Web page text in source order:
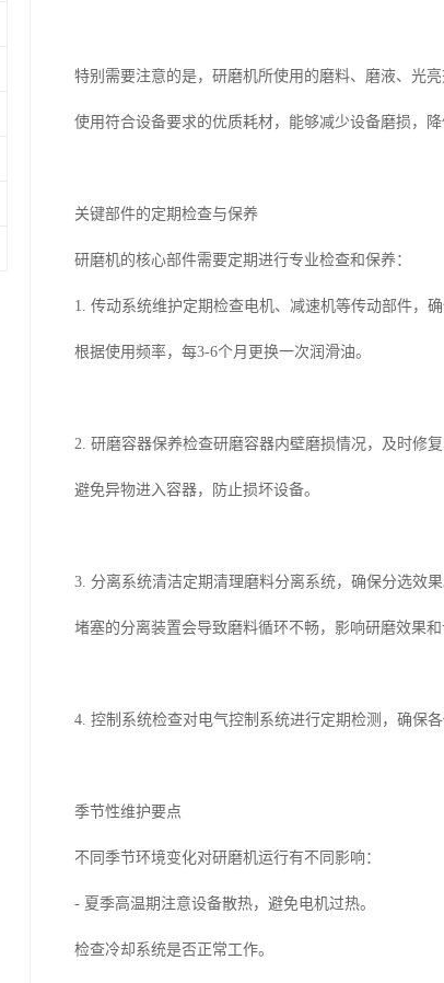
特别需要注意的是，研磨机所使用的磨料、磨液、光
使用符合设备要求的优质耗材，能够减少设备磨损，降
关键部件的定期检查与保养
研磨机的核心部件需要定期进行专业检查和保养：
1. 传动系统维护定期检查电机、减速机等传动部件，
根据使用频率，每3-6个月更换一次润滑油。
2. 研磨容器保养检查研磨容器内壁磨损情况，及时修复
避免异物进入容器，防止损坏设备。
3. 分离系统清洁定期清理磨料分离系统，确保分选效果
堵塞的分离装置会导致磨料循环不畅，影响研磨效果和
4. 控制系统检查对电气控制系统进行定期检测，确保
季节性维护要点
不同季节环境变化对研磨机运行有不同影响：
- 夏季高温期注意设备散热，避免电机过热。
检查冷却系统是否正常工作。